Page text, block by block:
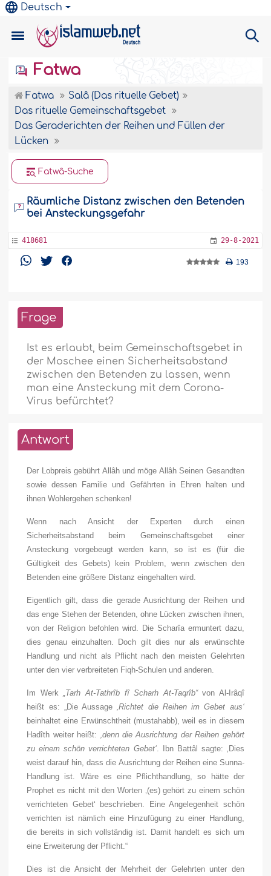
Deutsch
Fatwa
Fatwa
Salâ (Das rituelle Gebet)
Das rituelle Gemeinschaftsgebet
Das Geraderichten der Reihen und Füllen der
Lücken
Fatwâ-Suche
Räumliche Distanz zwischen den Betenden
bei Ansteckungsgefahr
418681 29-8-2021
193
Frage
Ist es erlaubt, beim Gemeinschaftsgebet in
der Moschee einen Sicherheitsabstand
zwischen den Betenden zu lassen, wenn
man eine Ansteckung mit dem Corona-
Virus befürchtet?
Antwort
Der Lobpreis gebührt Allâh und möge Allâh Seinen Gesandten
sowie dessen Familie und Gefährten in Ehren halten und
ihnen Wohlergehen schenken!
Wenn nach Ansicht der Experten durch einen
Sicherheitsabstand beim Gemeinschaftsgebet einer
Ansteckung vorgebeugt werden kann, so ist es (für die
Gültigkeit des Gebets) kein Problem, wenn zwischen den
Betenden eine größere Distanz eingehalten wird.
Eigentlich gilt, dass die gerade Ausrichtung der Reihen und
das enge Stehen der Betenden, ohne Lücken zwischen ihnen,
von der Religion befohlen wird. Die Scharîa ermuntert dazu,
dies genau einzuhalten. Doch gilt dies nur als erwünschte
Handlung und nicht als Pflicht nach den meisten Gelehrten
unter den vier verbreiteten Fiqh-Schulen und anderen.
Im Werk„Tarh At-Tathrîb fî Scharh At-Taqrîb“von Al-Irâqî
heißt es: „Die Aussage‚Richtet die Reihen im Gebet aus‘
beinhaltet eine Erwünschtheit (mustahabb), weil es in diesem
Hadîth weiter heißt: ‚denn die Ausrichtung der Reihen gehört
zu einem schön verrichteten Gebet‘. Ibn Battâl sagte: ‚Dies
weist darauf hin, dass die Ausrichtung der Reihen eine Sunna-
Handlung ist. Wäre es eine Pflichthandlung, so hätte der
Prophet es nicht mit den Worten ‚(es) gehört zu einem schön
verrichteten Gebet‘ beschrieben. Eine Angelegenheit schön
verrichten ist nämlich eine Hinzufügung zu einer Handlung,
die bereits in sich vollständig ist. Damit handelt es sich um
eine Erweiterung der Pflicht.“
Dies ist die Ansicht der Mehrheit der Gelehrten unter den